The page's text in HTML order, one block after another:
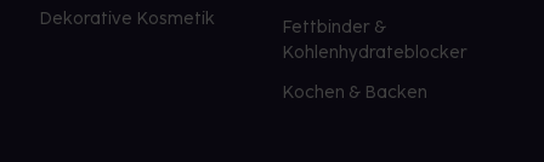
Dekorative Kosmetik
Fettbinder &
Kohlenhydrateblocker
Kochen & Backen